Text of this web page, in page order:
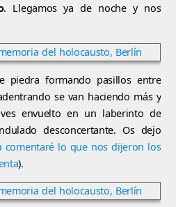
. Llegamos ya de noche y nos
piedra formando pasillos entre
se van haciendo más y
envuelto en un laberinto de
desconcertante. Os dejo
comentaré lo que nos dijeron los
).